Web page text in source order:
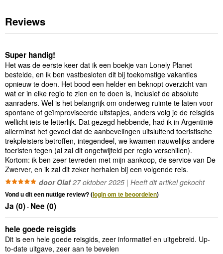
Reviews
Super handig!
Het was de eerste keer dat ik een boekje van Lonely Planet
bestelde, en ik ben vastbesloten dit bij toekomstige vakanties
opnieuw te doen. Het bood een helder en beknopt overzicht van
wat er in elke regio te zien en te doen is, inclusief de absolute
aanraders. Wel is het belangrijk om onderweg ruimte te laten voor
spontane of geïmproviseerde uitstapjes, anders volg je de reisgids
wellicht iets te letterlijk. Dat gezegd hebbende, had ik in Argentinië
allerminst het gevoel dat de aanbevelingen uitsluitend toeristische
trekpleisters betroffen, integendeel, we kwamen nauwelijks andere
toeristen tegen (al zal dit ongetwijfeld per regio verschillen).
Kortom: ik ben zeer tevreden met mijn aankoop, de service van De
Zwerver, en ik zal dit zeker herhalen bij een volgende reis.
door Olaf27 oktober 2025 | Heeft dit artikel gekocht
Vond u dit een nuttige review? (login om te beoordelen)
Ja (0)- Nee (0)
hele goede reisgids
Dit is een hele goede reisgids, zeer informatief en uitgebreid. Up-
to-date uitgave, zeer aan te bevelen